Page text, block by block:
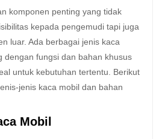
komponen penting yang tidak
kepada pengemudi tapi juga
luar. Ada berbagai jenis kaca
dengan fungsi dan bahan khusus
untuk kebutuhan tertentu. Berikut
jenis kaca mobil dan bahan
Mobil